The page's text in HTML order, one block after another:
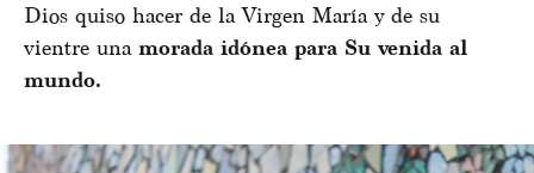
Dios quiso hacer de la Virgen María y de su
vientre una morada idónea para Su venida al
mundo.